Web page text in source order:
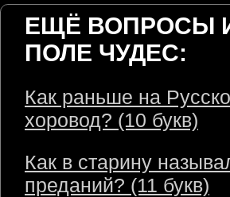
ЕЩЁ ВОПРОСЫ
ПОЛЕ ЧУДЕС:
Как раньше на
хоровод? (10 букв)
Как в старину
преданий? (11 букв)